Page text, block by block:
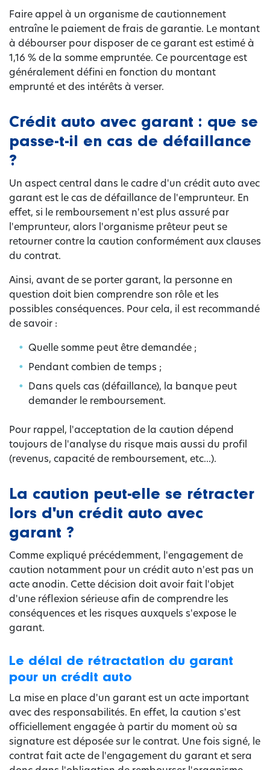
Faire appel à un organisme de cautionnement
entraîne le paiement de frais de garantie. Le montant
à débourser pour disposer de ce garant est estimé à
1,16 % de la somme empruntée. Ce pourcentage est
généralement défini en fonction du montant
emprunté et des intérêts à verser.
Crédit auto avec garant : que se
passe-t-il en cas de défaillance
?
Un aspect central dans le cadre d'un crédit auto avec
garant est le cas de défaillance de l'emprunteur. En
effet, si le remboursement n'est plus assuré par
l'emprunteur, alors l'organisme prêteur peut se
retourner contre la caution conformément aux clauses
du contrat.
Ainsi, avant de se porter garant, la personne en
question doit bien comprendre son rôle et les
possibles conséquences. Pour cela, il est recommandé
de savoir :
Quelle somme peut être demandée ;
Pendant combien de temps ;
Dans quels cas (défaillance), la banque peut
demander le remboursement.
Pour rappel, l'acceptation de la caution dépend
toujours de l'analyse du risque mais aussi du profil
(revenus, capacité de remboursement, etc...).
La caution peut-elle se rétracter
lors d'un crédit auto avec
garant ?
Comme expliqué précédemment, l'engagement de
caution notamment pour un crédit auto n'est pas un
acte anodin. Cette décision doit avoir fait l'objet
d'une réflexion sérieuse afin de comprendre les
conséquences et les risques auxquels s'expose le
garant.
Le délai de rétractation du garant
pour un crédit auto
La mise en place d'un garant est un acte important
avec des responsabilités. En effet, la caution s'est
officiellement engagée à partir du moment où sa
signature est déposée sur le contrat. Une fois signé, le
contrat fait acte de l'engagement du garant et sera